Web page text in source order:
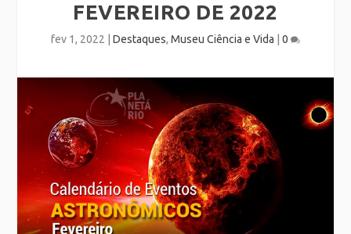
FEVEREIRO DE 2022
fev 1, 2022 Destaques, Museu Ciência e Vida 0